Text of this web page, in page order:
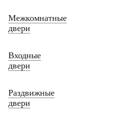
Межкомнатные
двери
Входные
двери
Раздвижные
двери